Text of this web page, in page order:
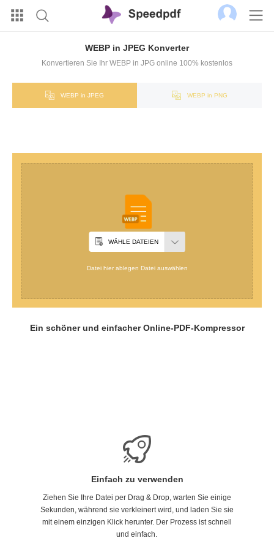
WEBP in JPEG Konverter
Konvertieren Sie Ihr WEBP in JPG online 100% kostenlos
WEBP in JPEG WEBP in PNG
WÄHLE DATEIEN
Datei hier ablegen Datei auswählen
Ein schöner und einfacher Online-PDF-Kompressor
Einfach zu verwenden
Ziehen Sie Ihre Datei per Drag & Drop, warten Sie einige
Sekunden, während sie verkleinert wird, und laden Sie sie
mit einem einzigen Klick herunter. Der Prozess ist schnell
und einfach.